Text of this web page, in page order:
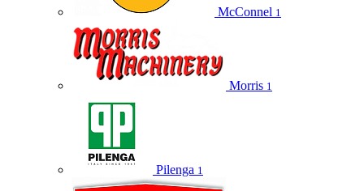
McConnel 1
Morris 1
Pilenga 1